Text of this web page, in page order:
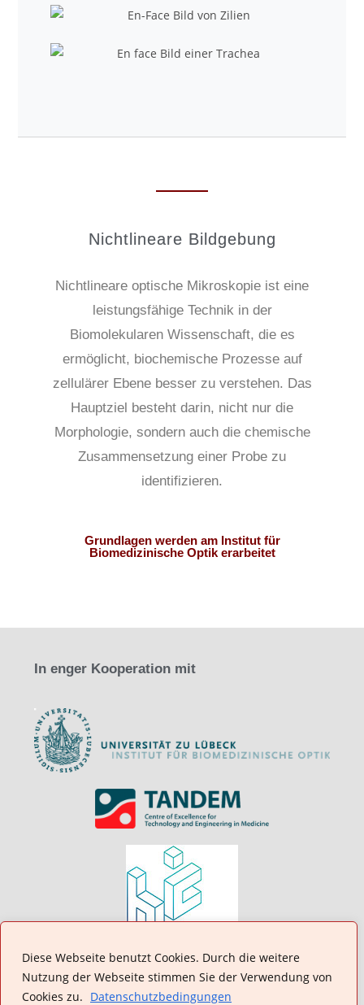
Diese Webseite benutzt Cookies. Durch die weitere
Nutzung der Webseite stimmen Sie der Verwendung von
Cookies zu. Datenschutzbedingungen
Nicht­lineare Bild­gebung
Nichtlineare optische Mikroskopie ist eine
leistungsfähige Technik in der
Biomolekularen Wissenschaft, die es
ermöglicht, biochemische Prozesse auf
zellulärer Ebene besser zu verstehen. Das
Hauptziel besteht darin, nicht nur die
Morphologie, sondern auch die chemische
Zusammensetzung einer Probe zu
identifizieren.
Grundlagen werden am Institut für
Biomedizinische Optik erarbeitet
In enger Kooperation mit
Impressum